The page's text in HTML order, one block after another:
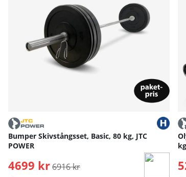
Bumper Skivstångsset, Basic, 80 kg, JTC
POWER
4699 kr Ordinarie pris:
6916 kr